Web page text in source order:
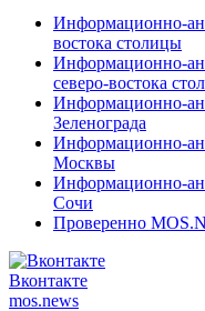
Информационно-
востока столицы
Информационно-
северо-востока
Информационно-
Зеленограда
Информационно-
Москвы
Информационно-
Сочи
Проверенно
Вконтакте
mos.news